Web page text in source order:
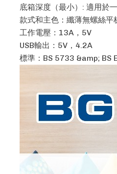
底箱深度（最小）: 適用於
款式和主色：纖薄無螺絲
工作電壓：13A，5V
USB輸出：5V，4.2A
標準：BS 5733 &amp; BS